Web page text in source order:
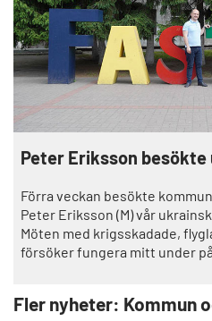
Peter Eriksson
Förra veckan besökte
Peter Eriksson (M) vår
Möten med krigsskadade,
försöker fungera mitt under
Fler nyheter: Kommun